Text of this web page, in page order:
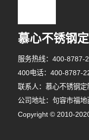
慕心不锈钢
服务热线：400-8787-
400电话：400-8787-
联系人：慕心不锈钢定
公司地址：句容市福地
Copyright © 2010-